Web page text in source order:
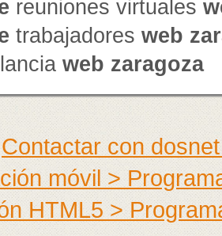
reuniones virtuales
trabajadores web
web zaragoza
Contactar con
móvil >
HTML5 >